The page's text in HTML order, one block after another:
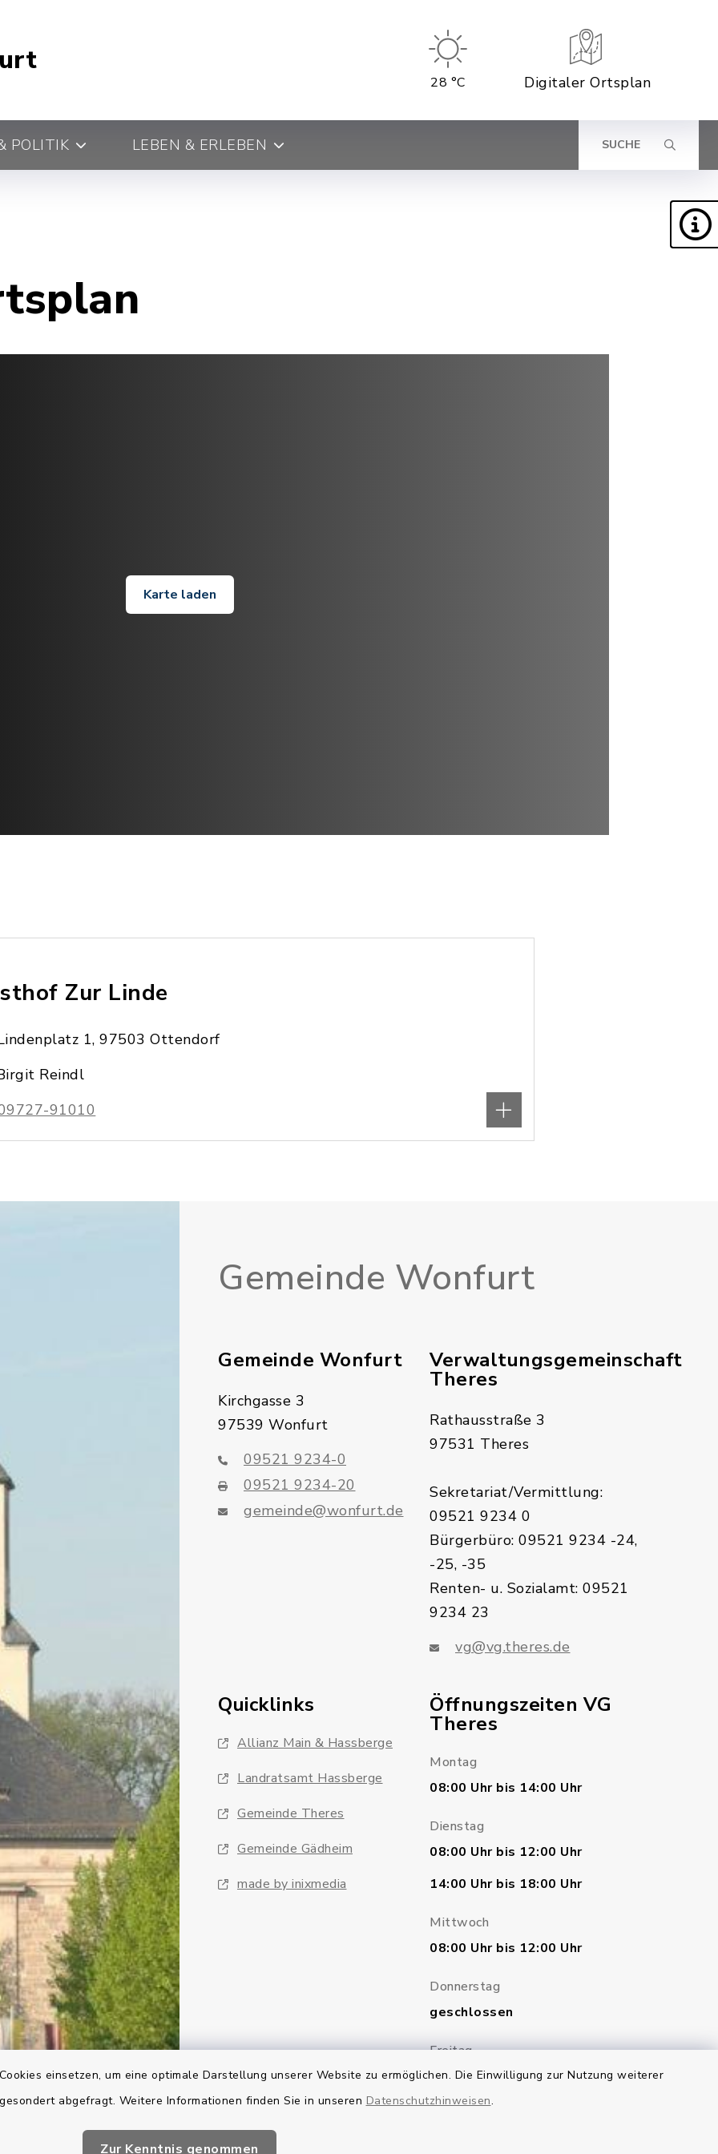
einsetzen, um eine optimale Darstellung unserer Website zu ermöglichen. Die Einwilligung zur Nutzung weiterer
abgefragt. Weitere Informationen finden Sie in unseren Datenschutzhinweisen.
Zur Kenntnis genommen
28 °C Digitaler Ortsplan
POLITIK LEBEN & ERLEBEN SUCHE
Karte laden
Zur Linde
1, 97503 Ottendorf
Reindl
91010
Gemeinde Wonfurt
Gemeinde Wonfurt
Kirchgasse 3
97539 Wonfurt
09521 9234-0
09521 9234-20
gemeinde@wonfurt.de
Verwaltungsgemeinschaft
Theres
Rathausstraße 3
97531 Theres
Sekretariat/Vermittlung:
09521 9234 0
Bürgerbüro: 09521 9234 -24,
-25, -35
Renten- u. Sozialamt: 09521
9234 23
vg@vg.theres.de
Quicklinks
Allianz Main & Hassberge
Landratsamt Hassberge
Gemeinde Theres
Gemeinde Gädheim
made by inixmedia
Öffnungszeiten VG
Theres
Montag
08:00 Uhr bis 14:00 Uhr
Dienstag
08:00 Uhr bis 12:00 Uhr
14:00 Uhr bis 18:00 Uhr
Mittwoch
08:00 Uhr bis 12:00 Uhr
Donnerstag
geschlossen
Freitag
07:00 Uhr bis 12:00 Uhr